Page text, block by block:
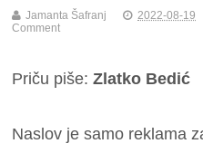
Jamanta Šafranj 2022-08-19
Comment
Priču piše:Zlatko Bedić
Naslov je samo reklama